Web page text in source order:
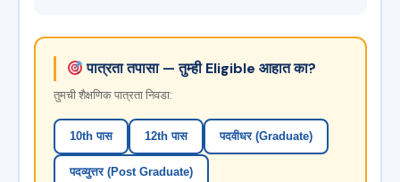
पात्रता तपासा — तुम्ही Eligible आहात का?
तुमची शैक्षणिक पात्रता निवडा:
10th पास 12th पास पदवीधर (Graduate)
पदव्युत्तर (Post Graduate)